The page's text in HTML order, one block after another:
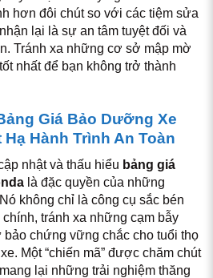
hơn đôi chút so với các tiệm sửa
lại là sự an tâm tuyệt đối và
Tránh xa những cơ sở mập mờ
nhất để bạn không trở thành
Giá Bảo Dưỡng Xe
Hành Trình An Toàn
nhật và thấu hiểu bảng giá
là đặc quyền của những
không chỉ là công cụ sắc bén
tránh xa những cạm bẫy
bảo chứng vững chắc cho tuổi thọ
Một “chiến mã” được chăm chút
lại những trải nghiệm thăng